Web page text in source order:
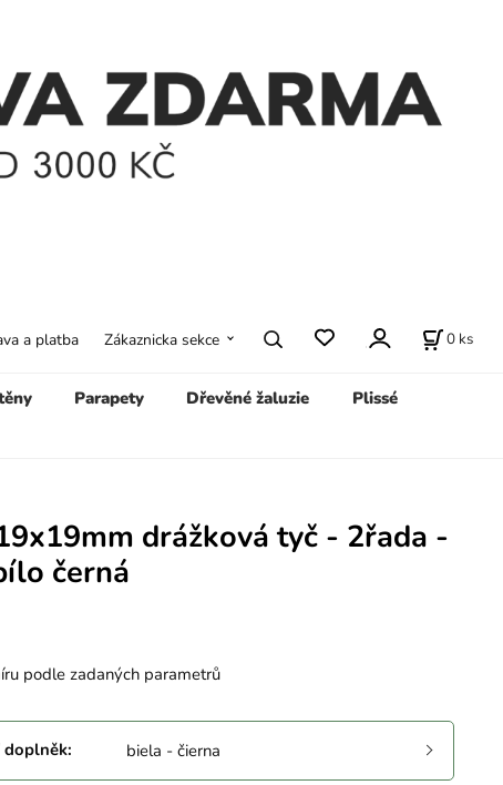
Parapety Dřevěné žaluzie
Plissé
a platba Zákaznicka sekce 0 ks
drážková tyč - 2řada -
černá
podle zadaných parametrů
doplněk: biela - čierna